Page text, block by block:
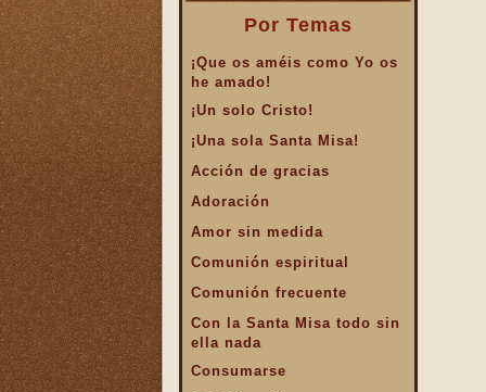
Por Temas
¡Que os améis como Yo os
he amado!
¡Un solo Cristo!
¡Una sola Santa Misa!
Acción de gracias
Adoración
Amor sin medida
Comunión espiritual
Comunión frecuente
Con la Santa Misa todo sin
ella nada
Consumarse